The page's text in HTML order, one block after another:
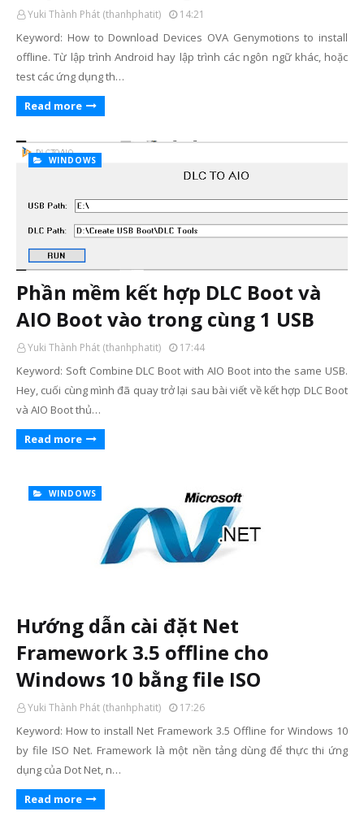
Yuki Thành Phát (thanhphatit) 14:21
Keyword: How to Download Devices OVA Genymotions to install
offline. Từ lập trình Android hay lập trình các ngôn ngữ khác, hoặc
test các ứng dụng th…
Read more
WINDOWS
Phần mềm kết hợp DLC Boot và
AIO Boot vào trong cùng 1 USB
Yuki Thành Phát (thanhphatit) 17:44
Keyword: Soft Combine DLC Boot with AIO Boot into the same USB.
Hey, cuối cùng mình đã quay trở lại sau bài viết về kết hợp DLC Boot
và AIO Boot thủ…
Read more
WINDOWS
Hướng dẫn cài đặt Net
Framework 3.5 offline cho
Windows 10 bằng file ISO
Yuki Thành Phát (thanhphatit) 17:26
Keyword: How to install Net Framework 3.5 Offline for Windows 10
by file ISO Net. Framework là một nền tảng dùng để thực thi ứng
dụng của Dot Net, n…
Read more